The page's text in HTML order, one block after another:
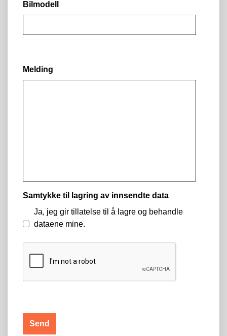
Bilmodell
Melding
Samtykke til lagring av innsendte data
Ja, jeg gir tillatelse til å lagre og behandle
dataene mine.